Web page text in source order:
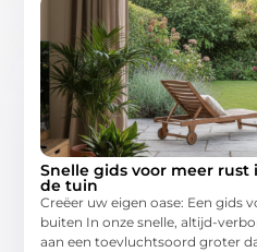
Snelle gids voor meer rust
de tuin
Creëer uw eigen oase: Een gids
buiten In onze snelle, altijd-
aan een toevluchtsoord groter